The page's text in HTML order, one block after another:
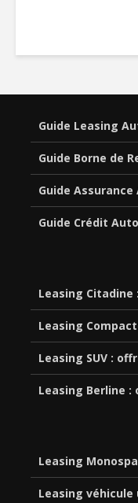
Guide Leasing
Guide Borne de
Guide Assurance
Guide Crédit Auto
Leasing Citadine
Leasing
Leasing SUV :
Leasing Berline :
Leasing
Leasing